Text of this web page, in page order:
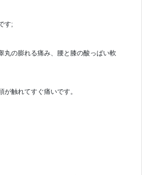
す;
丸の膨れる痛み、腰と膝の酸っぱい軟
触れてすぐ痛いです。